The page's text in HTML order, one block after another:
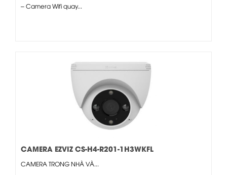
– Camera Wifi quay...
CAMERA EZVIZ CS-H4-R201-1H3WKFL
CAMERA TRONG NHÀ VÀ...